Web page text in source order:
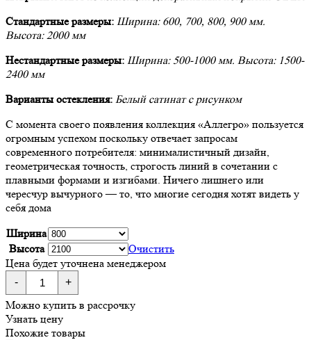
Стандартные размеры: Ширина: 600, 700, 800, 900 мм.
Высота: 2000 мм
Нестандартные размеры: Ширина: 500-1000 мм. Высота: 1500-
2400 мм
Варианты остекления: Белый сатинат с рисунком
С момента своего появления коллекция «Аллегро» пользуется
огромным успехом поскольку отвечает запросам
современного потребителя: минималистичный дизайн,
геометрическая точность, строгость линий в сочетании с
плавными формами и изгибами. Ничего лишнего или
чересчур вычурного — то, что многие сегодня хотят видеть у
себя дома
Ширина
Высота
Очистить
Цена будет уточнена менеджером
-
Количество
товара
Модель
«Ветер»
+
Можно купить в рассрочку
Узнать цену
Похожие товары